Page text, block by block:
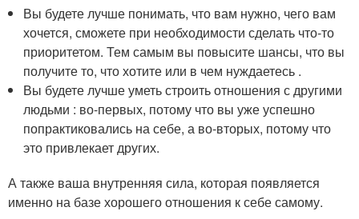
Вы будете лучше понимать, что вам нужно, чего вам
хочется, сможете при необходимости сделать что-то
приоритетом. Тем самым вы повысите шансы, что вы
получите то, что хотите или в чем нуждаетесь .
Вы будете лучше уметь строить отношения с другими
людьми : во-первых, потому что вы уже успешно
попрактиковались на себе, а во-вторых, потому что
это привлекает других.
А также ваша внутренняя сила, которая появляется
именно на базе хорошего отношения к себе самому.